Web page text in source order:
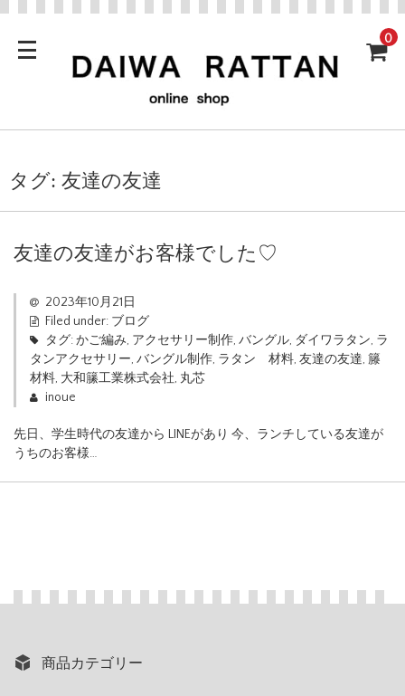
0
タグ: 友達の友達
友達の友達がお客様でした♡
2023年10月21日
Filed under: ブログ
タグ:かご編み, アクセサリー制作, バングル, ダイワラタン, ラ
タンアクセサリー, バングル制作, ラタン 材料, 友達の友達, 籐
材料, 大和籘工業株式会社, 丸芯
inoue
先日、学生時代の友達から LINEがあり 今、ランチしている友達が
うちのお客様…
商品カテゴリー